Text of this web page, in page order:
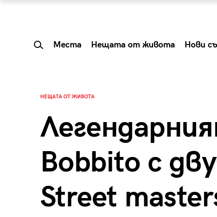
Места Нещата от живота Нови
НЕЩАТА ОТ ЖИВОТА
Bobbito с
Street Summer Prelude: как